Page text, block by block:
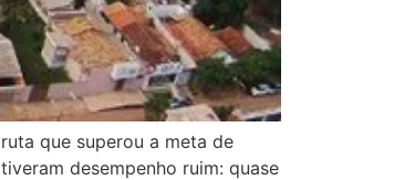
que superou a meta de
desempenho ruim: quase